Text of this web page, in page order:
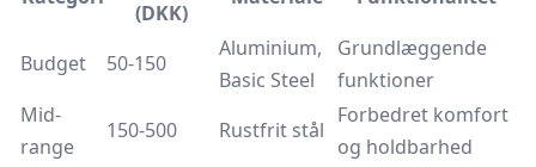
(DKK)
Budget 50-150
Aluminium,
Basic Steel
Grundlæggende
funktioner
Mid-
range
150-500 Rustfrit stål
Forbedret komfort
og holdbarhed